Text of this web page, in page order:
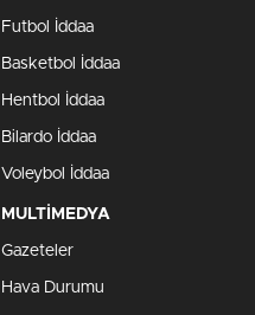
Futbol İddaa
Basketbol İddaa
Hentbol İddaa
Bilardo İddaa
Voleybol İddaa
MULTİMEDYA
Gazeteler
Hava Durumu